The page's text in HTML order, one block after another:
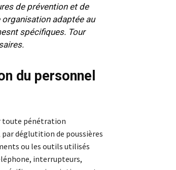
de prévention et de
adaptée au
spécifiques. Tour
du personnel
toute pénétration
déglutition de poussières
ou les outils utilisés
interrupteurs,